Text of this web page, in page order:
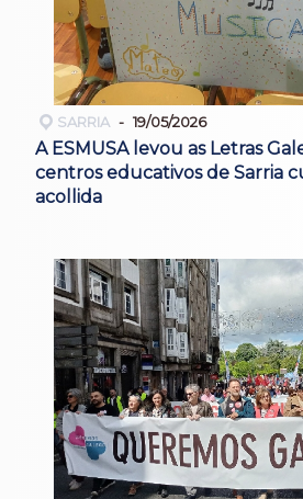
SARRIA 19/05/2026
A ESMUSA levou as Letras
centros educativos de Sarria
acollida